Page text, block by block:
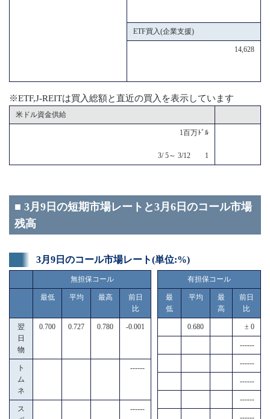
ETF買入(企業支援)
14,628
※ETF,J-REITは買入総額と直近の買入を表示しています
米ドル資金供給
1百万ﾄﾞﾙ
3/ 5～ 3/12 1
■ 3月9日の短期市場レートと3月6日のコール市場
残高
3月9日のコール市場レート(単位:%)
無担保コール
最低 平均 最高
前日
比
翌
日
物
0.700 0.727 0.780 -0.001
ト
ム
ネ
------
ス
------
有担保コール
最
低
平均
最
高
前日
比
0.680 ± 0
------
------
------
------
------